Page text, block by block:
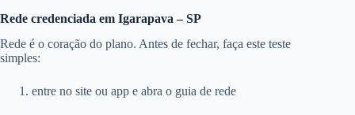
Rede credenciada em Igarapava – SP
Rede é o coração do plano. Antes de fechar, faça este teste
simples:
entre no site ou app e abra o guia de rede